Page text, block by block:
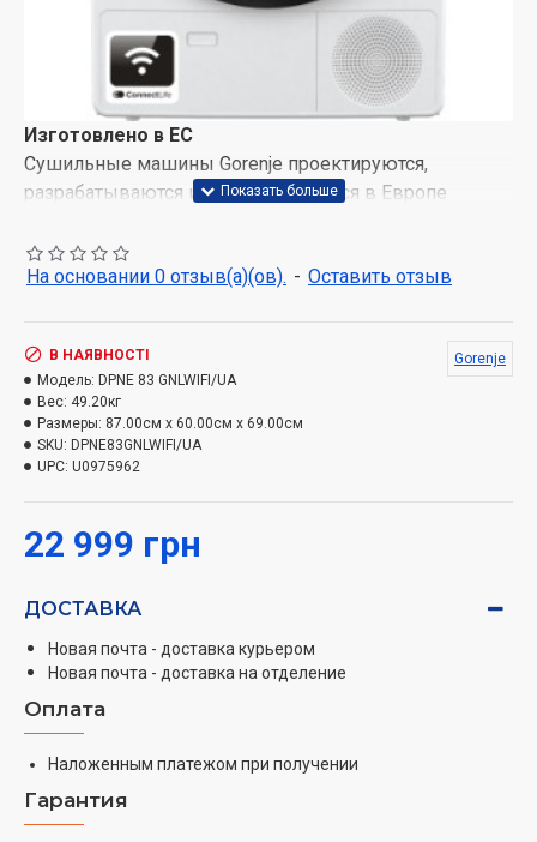
Изготовлено в ЕС
Сушильные машины Gorenje проектируются,
разрабатываются и изготавливаются в Европе
первооткрывателями новейших тенденций в области
технологий. Каждый прибор тщательно произведен,
Теперь вы можете безопасно сушить самые
деликатные вещи без каких-либо рисков
Лучший способ сушки белья - естественный, на
свежем воздухе или же с помощью программы,
Специальная запатентованная технология с
дополнительным датчиком температуры позволяет
шерстяные изделия и спортивную одежду.
Высочайшая энергоэффективность
Благодаря новому конденсатору HeatPump,
продуманной задней стенке барабана и экологически
сушильные машины класса энергоэффективности
A+++ на рынке.
На основании 0 отзыв(а)(ов). - Оставить отзыв
22 999 грн
В НАЯВНОСТІ
Модель: DPNE 83 GNLWIFI/UA
Вес: 49.20кг
Размеры: 87.00см x 60.00см x 69.00см
SKU: DPNE83GNLWIFI/UA
UPC: U0975962
Gorenje
ДОСТАВКА
Новая почта - доставка курьером
Новая почта - доставка на отделение
Оплата
Наложенным платежом при получении
Гарантия